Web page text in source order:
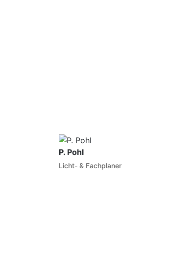
P. Pohl
Licht- & Fachplaner